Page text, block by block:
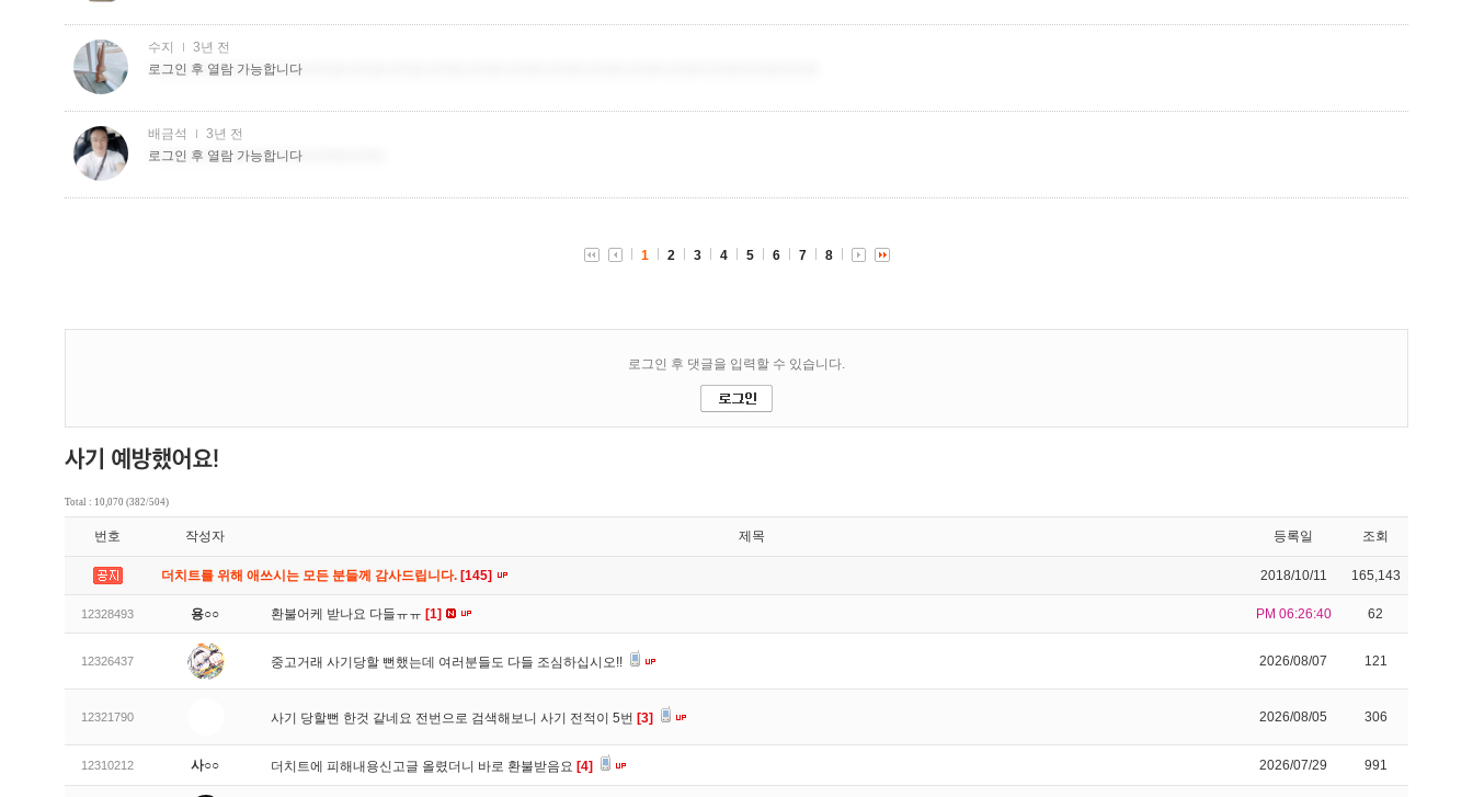
Total : 10,070 (382/504)
번호 작성자 제목 등록일 조회
더치트를 위해 애쓰시는 모든 분들께 감사드립니다. [145] 2018/10/11 165,143
12328493 용○○ 환불어케 받나요 다들ㅠㅠ [1] PM 06:26:40 62
12326437 중고거래 사기당할 뻔했는데 여러분들도 다들 조심하십시오!! 2026/08/07 121
12321790 사기 당할뻔 한것 같네요 전번으로 검색해보니 사기 전적이 5번 [3] 2026/08/05 306
12310212 사○○ 더치트에 피해내용신고글 올렸더니 바로 환불받음요 [4] 2026/07/29 991